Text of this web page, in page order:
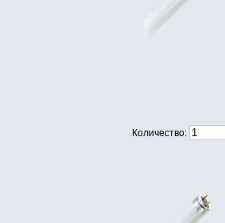
Количество: